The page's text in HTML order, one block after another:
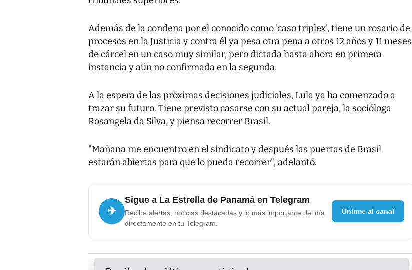
Además de la condena por el conocido como 'caso triplex', tiene un rosario de
procesos en la Justicia y contra él ya pesa otra pena a otros 12 años y 11 meses
de cárcel en un caso muy similar, pero dictada hasta ahora en primera
instancia y aún no confirmada en la segunda.
A la espera de las próximas decisiones judiciales, Lula ya ha comenzado a
trazar su futuro. Tiene previsto casarse con su actual pareja, la socióloga
Rosangela da Silva, y piensa recorrer Brasil.
"Mañana me encuentro en el sindicato y después las puertas de Brasil
estarán abiertas para que lo pueda recorrer", adelantó.
✈
Sigue a La Estrella de Panamá en Telegram
Recibe alertas, noticias destacadas y lo más importante del día
directamente en tu Telegram.
Unirme al canal